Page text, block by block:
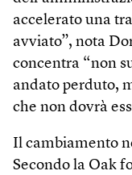
accelerato una
avviato”, nota
concentra “non
andato perduto,
che non dovrà
Il cambiamento
Secondo la Oak